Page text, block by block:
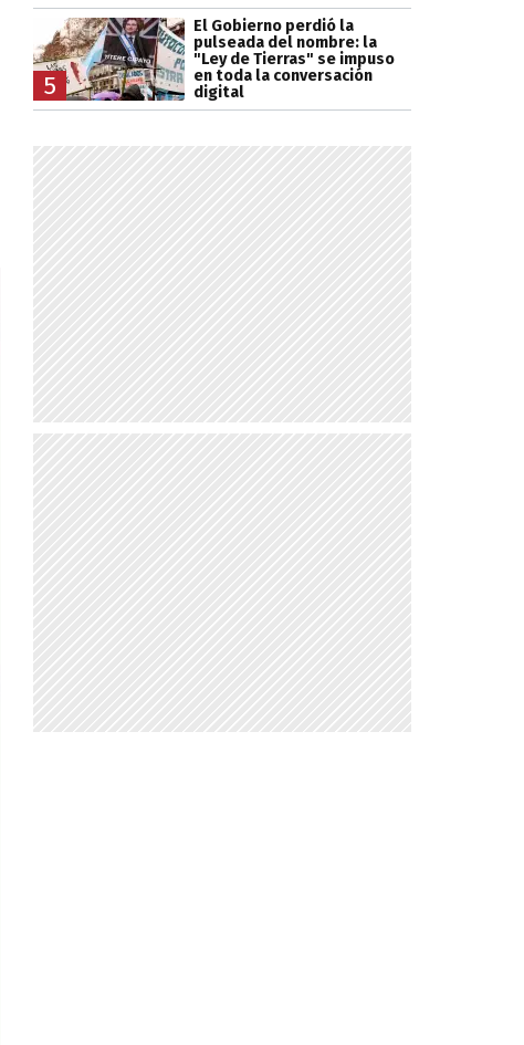
5
El Gobierno perdió la
pulseada del nombre: la
"Ley de Tierras" se impuso
en toda la conversación
digital